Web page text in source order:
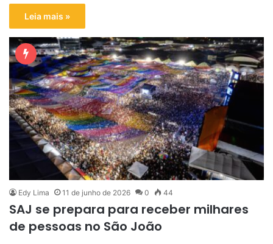
Leia mais »
Edy Lima 11 de junho de 2026 0 44
SAJ se prepara para receber milhares
de pessoas no São João